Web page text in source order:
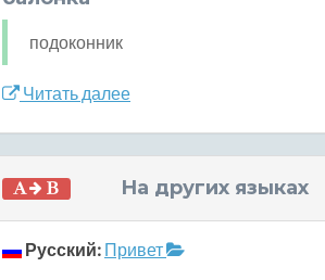
подоконник
Читать далее
На других языках
Русский: Привет